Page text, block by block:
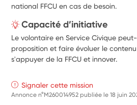
national FFCU en cas de besoin.
Capacité d’initiative
Le volontaire en Service Civique
proposition et faire évoluer le
s'appuyer de la FFCU et innover.
Signaler cette mission
Annonce n°M260014952 publiée le18 juin